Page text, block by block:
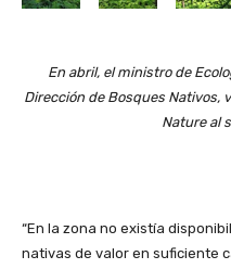
En abril, el ministro de
Dirección de Bosques Nativos,
Nature al
“En la zona no existía
nativas de valor en suficiente